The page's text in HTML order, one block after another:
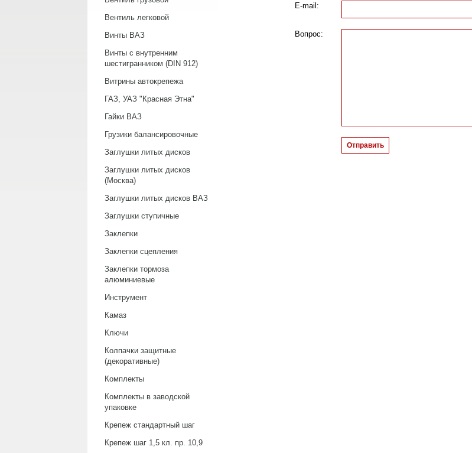
Вентиль легковой
Винты ВАЗ
Винты с внутренним
шестигранником (DIN 912)
Витрины автокрепежа
ГАЗ, УАЗ "Красная Этна"
Гайки ВАЗ
Грузики балансировочные
Заглушки литых дисков
Заглушки литых дисков
(Москва)
Заглушки литых дисков ВАЗ
Заглушки ступичные
Заклепки
Заклепки сцепления
Заклепки тормоза
алюминиевые
Инструмент
Камаз
Ключи
Колпачки защитные
(декоративные)
Комплекты
Комплекты в заводской
упаковке
Крепеж стандартный шаг
Крепеж шаг 1,5 кл. пр. 10,9
E-mail:
Вопрос: